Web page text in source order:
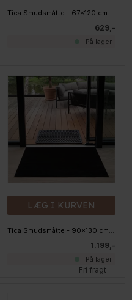
629,-
På lager
LÆG I KURVEN
1.199,-
På lager
Fri fragt